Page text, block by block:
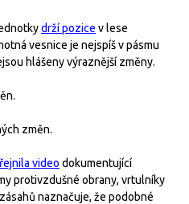
drží pozice v lese
vesnice je nejspíš v pásmu
hlášeny výraznější změny.
změn.
video dokumentující
protivzdušné obrany, vrtulníky
naznačuje, že podobné